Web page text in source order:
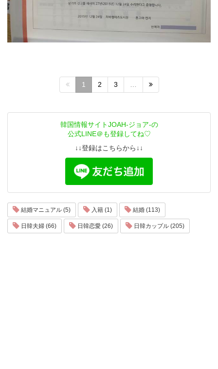
1 2 3
韓国情報サイトJOAH-ジョア-の
公式LINE＠も登録してね♡
↓↓登録はこちらから↓↓
結婚マニュアル (5) 入籍 (1) 結婚 (113)
日韓夫婦 (66) 日韓恋愛 (26) 日韓カップル (205)